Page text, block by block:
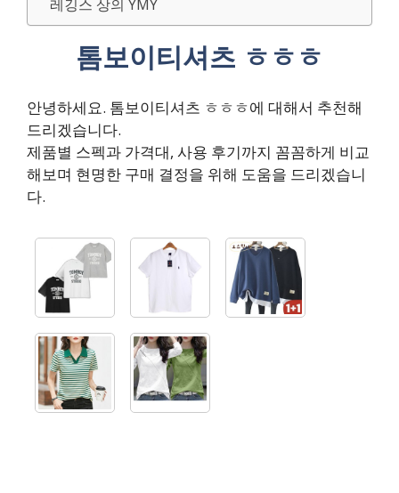
레깅스 상의 YMY
톰보이티셔츠 ㅎㅎㅎ
안녕하세요. 톰보이티셔츠 ㅎㅎㅎ에 대해서 추천해
드리겠습니다.
제품별 스펙과 가격대, 사용 후기까지 꼼꼼하게 비교
해보며 현명한 구매 결정을 위해 도움을 드리겠습니
다.